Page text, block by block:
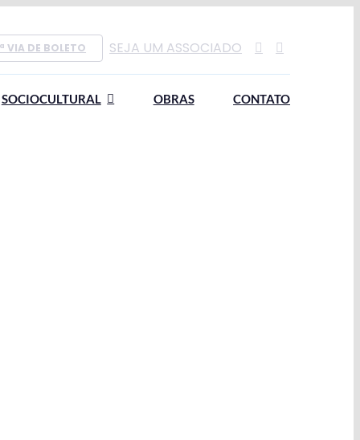
VIA DE BOLETO SEJA UM ASSOCIADO
SOCIOCULTURAL OBRAS CONTATO